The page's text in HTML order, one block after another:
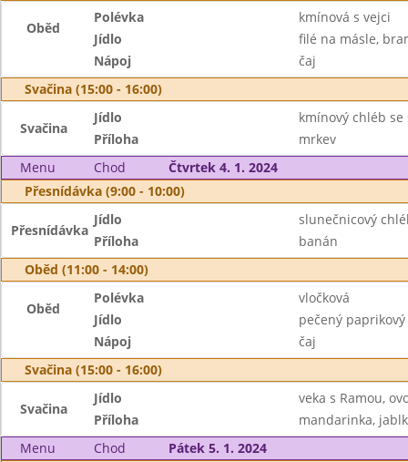
Oběd
Polévka
kmínová s vejci
Jídlo
filé na másle,
Nápoj
čaj
Svačina (15:00 - 16:00)
Svačina
Jídlo
kmínový chléb se
Příloha
mrkev
Menu
Chod
Čtvrtek 4. 1. 2024
Přesnídávka (9:00 - 10:00)
Přesnídávka
Jídlo
slunečnicový
Příloha
banán
Oběd (11:00 - 14:00)
Oběd
Polévka
vločková
Jídlo
pečený
Nápoj
čaj
Svačina (15:00 - 16:00)
Svačina
Jídlo
veka s Ramou,
Příloha
mandarinka,
Menu
Chod
Pátek 5. 1. 2024